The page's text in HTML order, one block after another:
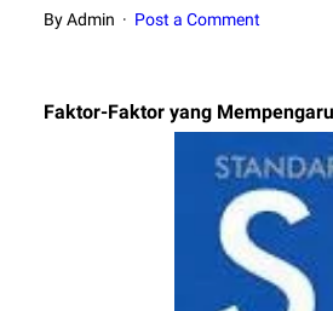
By Admin Post a Comment
Faktor-Faktor yang